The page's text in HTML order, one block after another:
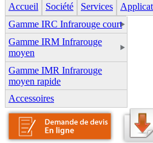
Accueil
Société Services
Gamme IRC Infrarouge court
Gamme IRM Infrarouge
moyen
Gamme IMR Infrarouge
moyen rapide
Accessoires